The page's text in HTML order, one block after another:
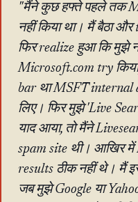
"मैंने कुछ हफ्ते पहले तक
नहीं किया था। मैं बैठा
फिर realize हुआ कि मुझे
Microsoft.com try
bar था MSFT internal
लिए। फिर मुझे 'Live
याद आया, तो मैंने
spam site थी। आखिर में
results ठीक नहीं थे। मैं
जब मुझे Google या